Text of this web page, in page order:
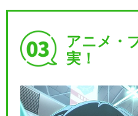
アニメ・
実！